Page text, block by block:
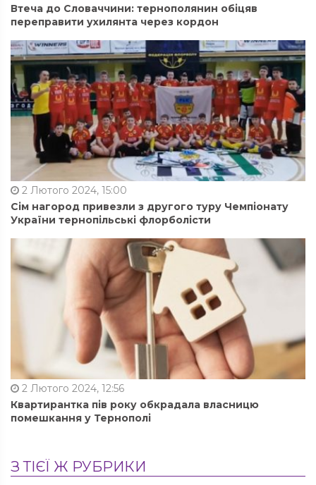
Втеча до Словаччини: тернополянин обіцяв
переправити ухилянта через кордон
2 Лютого 2024, 15:00
Сім нагород привезли з другого туру Чемпіонату
України тернопільські флорболісти
2 Лютого 2024, 12:56
Квартирантка пів року обкрадала власницю
помешкання у Тернополі
З ТІЄЇ Ж РУБРИКИ